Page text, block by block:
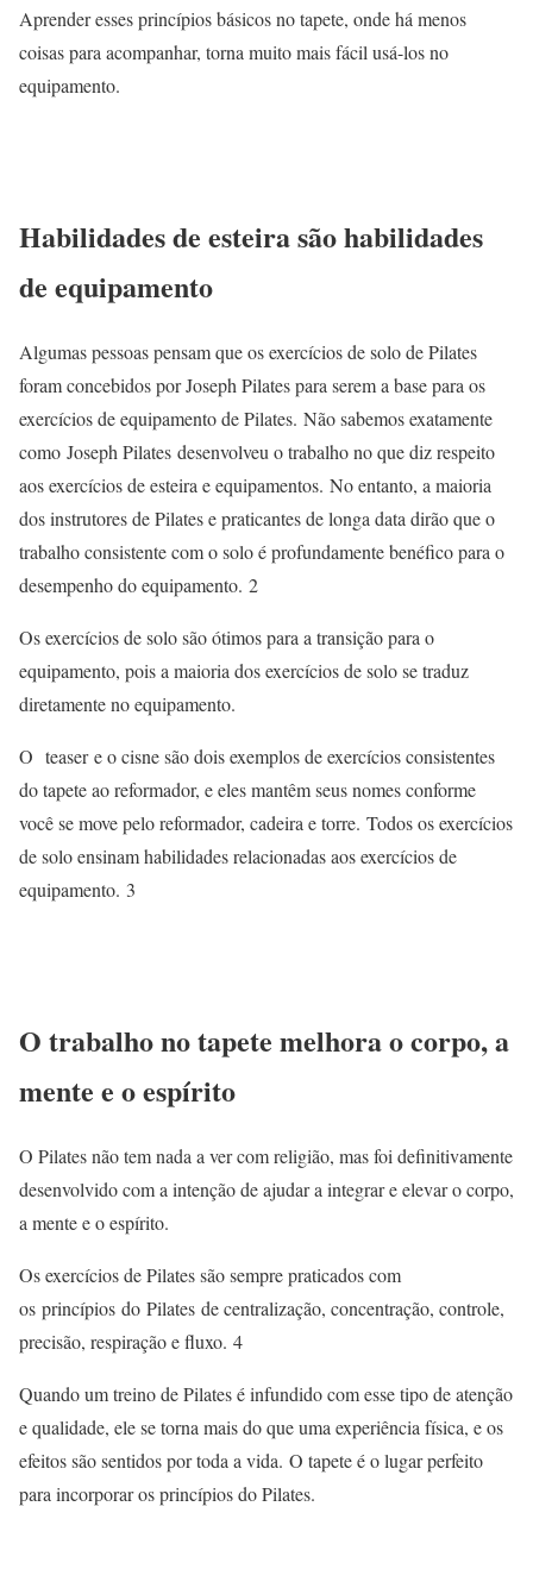
Aprender esses princípios básicos no tapete, onde há menos
coisas para acompanhar, torna muito mais fácil usá-los no
equipamento.
Habilidades de esteira são habilidades
de equipamento
Algumas pessoas pensam que os exercícios de solo de Pilates
foram concebidos por Joseph Pilates para serem a base para os
exercícios de equipamento de Pilates. Não sabemos exatamente
como Joseph Pilates desenvolveu o trabalho no que diz respeito
aos exercícios de esteira e equipamentos. No entanto, a maioria
dos instrutores de Pilates e praticantes de longa data dirão que o
trabalho consistente com o solo é profundamente benéfico para o
desempenho do equipamento. 2
Os exercícios de solo são ótimos para a transição para o
equipamento, pois a maioria dos exercícios de solo se traduz
diretamente no equipamento.
O teasere o cisne são dois exemplos de exercícios consistentes
do tapete ao reformador, e eles mantêm seus nomes conforme
você se move pelo reformador, cadeira e torre. Todos os exercícios
de solo ensinam habilidades relacionadas aos exercícios de
equipamento. 3
O trabalho no tapete melhora o corpo, a
mente e o espírito
O Pilates não tem nada a ver com religião, mas foi definitivamente
desenvolvido com a intenção de ajudar a integrar e elevar o corpo,
a mente e o espírito.
Os exercícios de Pilates são sempre praticados com
os princípios do Pilates de centralização, concentração, controle,
precisão, respiração e fluxo. 4
Quando um treino de Pilates é infundido com esse tipo de atenção
e qualidade, ele se torna mais do que uma experiência física, e os
efeitos são sentidos por toda a vida. O tapete é o lugar perfeito
para incorporar os princípios do Pilates.